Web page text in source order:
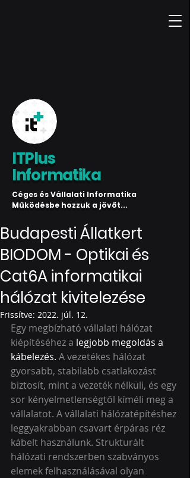
ITPlus
Informatika
Céges és Vállalati Informatika
Működésbe hozzuk a jövőt...
Budapesti Állatkert
BIODOM - Optikai és
Cat6A informatikai
hálózat kivitelezése
Frissítve: 2022. júl. 12.
Egy megbízható vállalati hálózat
kiépítéséhez a legjobb megoldás a
kábelezés. A vezetékes hálózat
gyorsabb, stabilabb csatlakozást
biztosít, mint a vezeték nélküli, és egy
sor kényelmetlenségtől kíméli meg a
vállalatot. A vállalati hálózatépítéshez
leggyakrabban csavart érpáras réz
kábelt használunk. Strukturált
hálózati rendszerben szabványos
elemek felhasználásával olyan